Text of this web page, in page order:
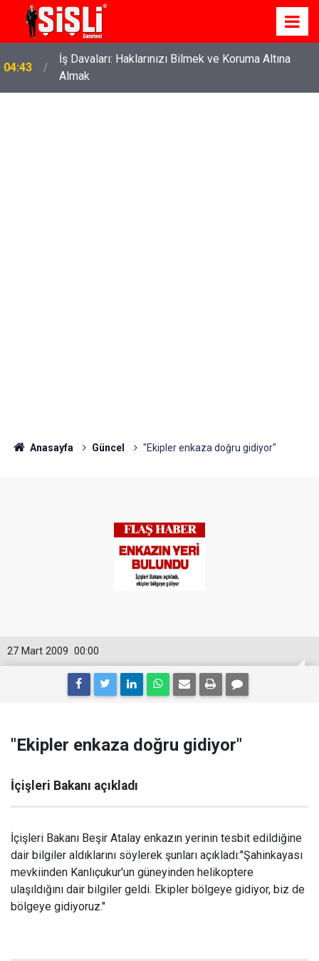
04:43
İş Davaları: Haklarınızı Bilmek ve Koruma Altına
Almak
Anasayfa Güncel "Ekipler enkaza doğru gidiyor"
00:00
27 Mart 2009
"Ekipler enkaza doğru gidiyor"
İçişleri Bakanı açıkladı
İçişleri Bakanı Beşir Atalay enkazın yerinin tesbit edildiğine
dair bilgiler aldıklarını söylerek şunları açıkladı:"Şahinkayası
mevkiinden Kanlıçukur'un güneyinden helikoptere
ulaşıldığını dair bilgiler geldi. Ekipler bölgeye gidiyor, biz de
bölgeye gidiyoruz."